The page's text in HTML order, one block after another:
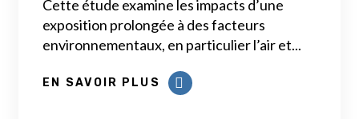
Cette étude examine les impacts d’une
exposition prolongée à des facteurs
environnementaux, en particulier l’air et...
EN SAVOIR PLUS